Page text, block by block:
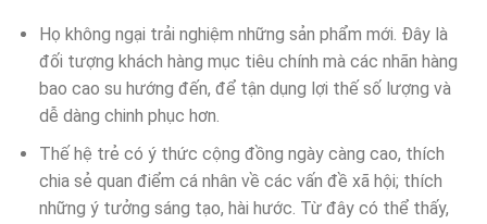
Họ không ngại trải nghiệm những sản phẩm mới. Đây là
đối tượng khách hàng mục tiêu chính mà các nhãn hàng
bao cao su hướng đến, để tận dụng lợi thế số lượng và
dễ dàng chinh phục hơn.
Thế hệ trẻ có ý thức cộng đồng ngày càng cao, thích
chia sẻ quan điểm cá nhân về các vấn đề xã hội; thích
những ý tưởng sáng tạo, hài hước. Từ đây có thể thấy,